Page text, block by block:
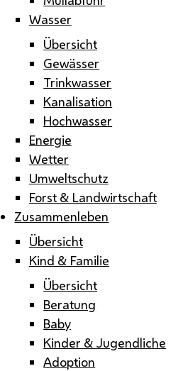
Wasser
Übersicht
Gewässer
Trinkwasser
Kanalisation
Hochwasser
Energie
Wetter
Umweltschutz
Forst & Landwirtschaft
Zusammenleben
Übersicht
Kind & Familie
Übersicht
Beratung
Baby
Kinder & Jugendliche
Adoption